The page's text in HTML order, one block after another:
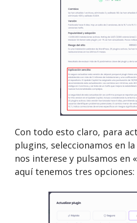
Con todo esto claro, para
plugins, seleccionamos en
nos interese y pulsamos en
aquí tenemos tres opciones: